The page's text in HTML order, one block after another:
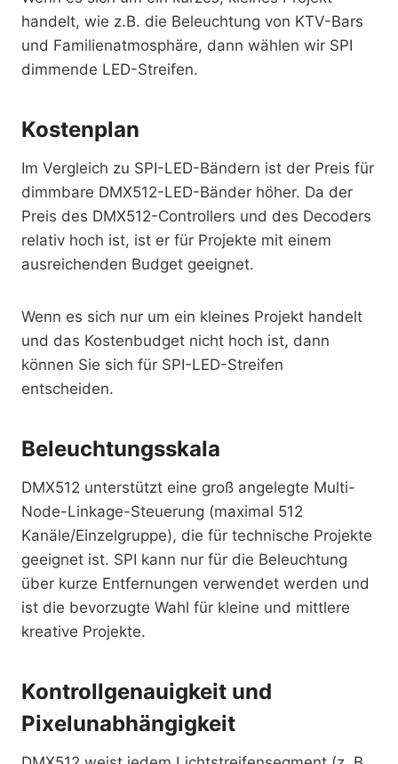
handelt, wie z.B. die Beleuchtung von KTV-Bars
und Familienatmosphäre, dann wählen wir SPI
dimmende LED-Streifen.
Kostenplan
Im Vergleich zu SPI-LED-Bändern ist der Preis für
dimmbare DMX512-LED-Bänder höher. Da der
Preis des DMX512-Controllers und des Decoders
relativ hoch ist, ist er für Projekte mit einem
ausreichenden Budget geeignet.
Wenn es sich nur um ein kleines Projekt handelt
und das Kostenbudget nicht hoch ist, dann
können Sie sich für SPI-LED-Streifen
entscheiden.
Beleuchtungsskala
DMX512 unterstützt eine groß angelegte Multi-
Node-Linkage-Steuerung (maximal 512
Kanäle/Einzelgruppe), die für technische Projekte
geeignet ist. SPI kann nur für die Beleuchtung
über kurze Entfernungen verwendet werden und
ist die bevorzugte Wahl für kleine und mittlere
kreative Projekte.
Kontrollgenauigkeit und
Pixelunabhängigkeit